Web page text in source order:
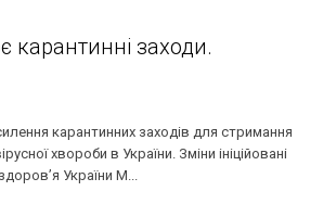
карантинні заходи.
карантинних заходів для стримання
хвороби в України. Зміни ініційовані
України М...